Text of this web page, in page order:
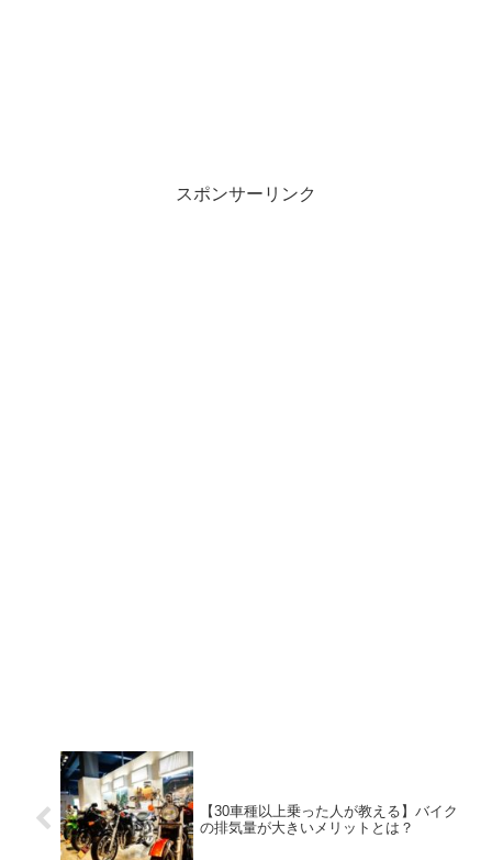
スポンサーリンク
【30車種以上乗った人が教える】バイク
の排気量が大きいメリットとは？